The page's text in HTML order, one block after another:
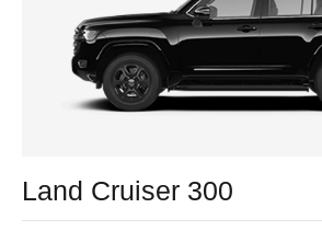
Land Cruiser 300